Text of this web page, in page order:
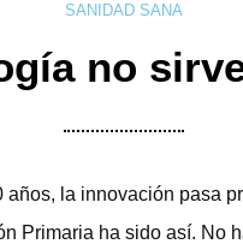
SANIDAD SANA
no
la innovación pasa
Primaria ha sido así. No